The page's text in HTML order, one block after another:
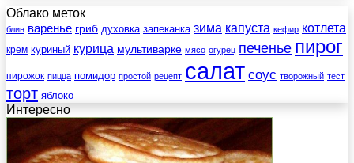
Облако меток
блин варенье гриб духовка запеканка зима капуста кефир котлета
крем куриный курица мультиварке мясо огурец печенье пирог
пирожок пицца помидор простой рецепт салат соус творожный тест
торт яблоко
Интересно